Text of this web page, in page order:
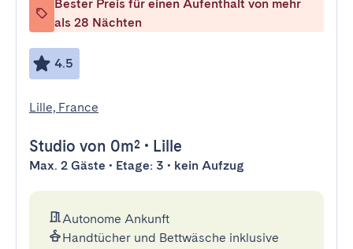
Bester Preis für einen Aufenthalt von mehr
als 28 Nächten
4.5
Lille, France
Studio von 0m² • Lille
Max. 2 Gäste • Etage: 3 • kein Aufzug
Autonome Ankunft
Handtücher und Bettwäsche inklusive